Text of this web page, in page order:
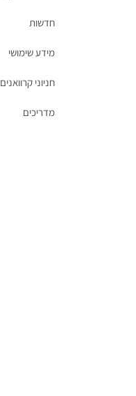
חדשות
מידע שימושי
חניוני קרוואנים
מדריכים